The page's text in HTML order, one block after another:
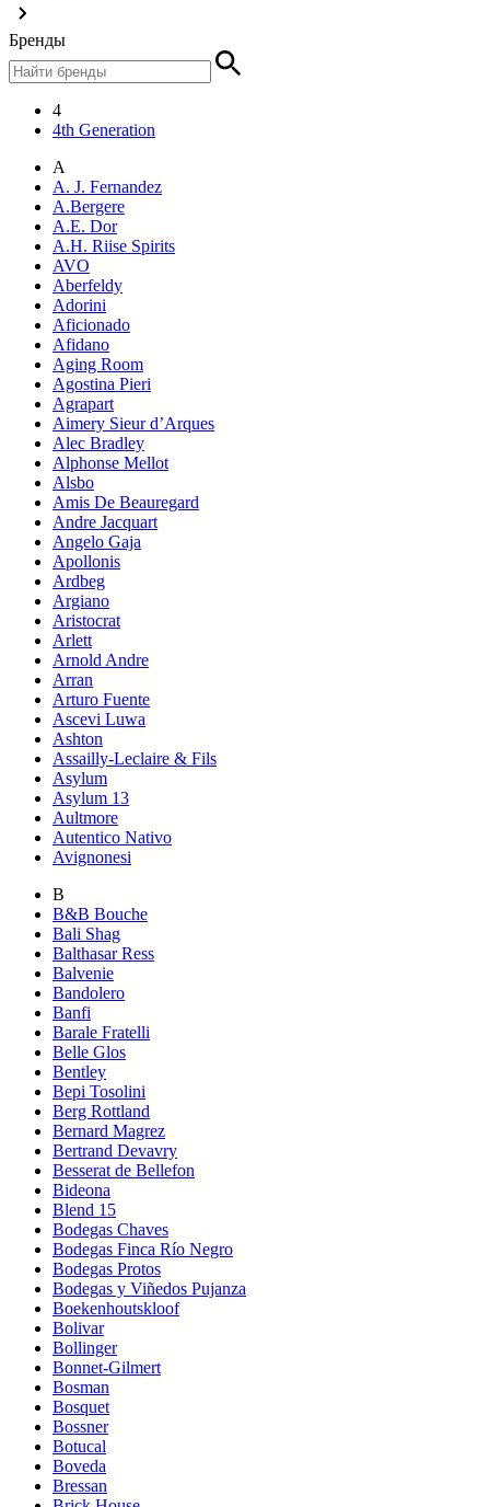
Бренды
4
4th Generation
A
A. J. Fernandez
A.Bergere
A.E. Dor
A.H. Riise Spirits
AVO
Aberfeldy
Adorini
Aficionado
Afidano
Aging Room
Agostina Pieri
Agrapart
Aimery Sieur d’Arques
Alec Bradley
Alphonse Mellot
Alsbo
Amis De Beauregard
Andre Jacquart
Angelo Gaja
Apollonis
Ardbeg
Argiano
Aristocrat
Arlett
Arnold Andre
Arran
Arturo Fuente
Ascevi Luwa
Ashton
Assailly-Leclaire & Fils
Asylum
Asylum 13
Aultmore
Autentico Nativo
Avignonesi
B
B&B Bouche
Bali Shag
Balthasar Ress
Balvenie
Bandolero
Banfi
Barale Fratelli
Belle Glos
Bentley
Bepi Tosolini
Berg Rottland
Bernard Magrez
Bertrand Devavry
Besserat de Bellefon
Bideona
Blend 15
Bodegas Chaves
Bodegas Finca Río Negro
Bodegas Protos
Bodegas y Viñedos Pujanza
Boekenhoutskloof
Bolivar
Bollinger
Bonnet-Gilmert
Bosman
Bosquet
Bossner
Botucal
Boveda
Bressan